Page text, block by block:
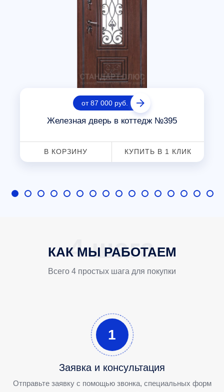
от 87 000 руб.
Железная дверь в коттедж №395
В КОРЗИНУ КУПИТЬ В 1 КЛИК
КАК МЫ РАБОТАЕМ
Всего 4 простых шага для покупки
1
Заявка и консультация
Отправьте заявку с помощью звонка, специальных форм